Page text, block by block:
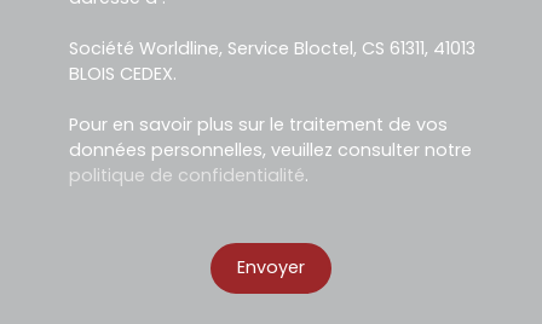
Société Worldline, Service Bloctel, CS 61311, 41013
BLOIS CEDEX.
Pour en savoir plus sur le traitement de vos
données personnelles, veuillez consulter notre
politique de confidentialité.
Envoyer